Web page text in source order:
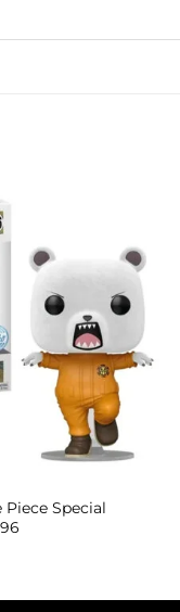
Special